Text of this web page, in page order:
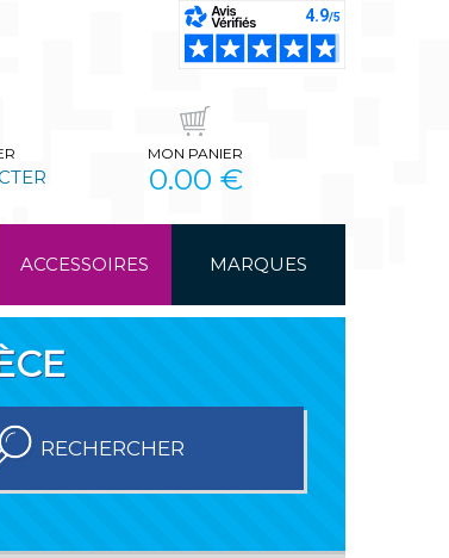
MON PANIER
0.00 €
ACCESSOIRES MARQUES
RECHERCHER